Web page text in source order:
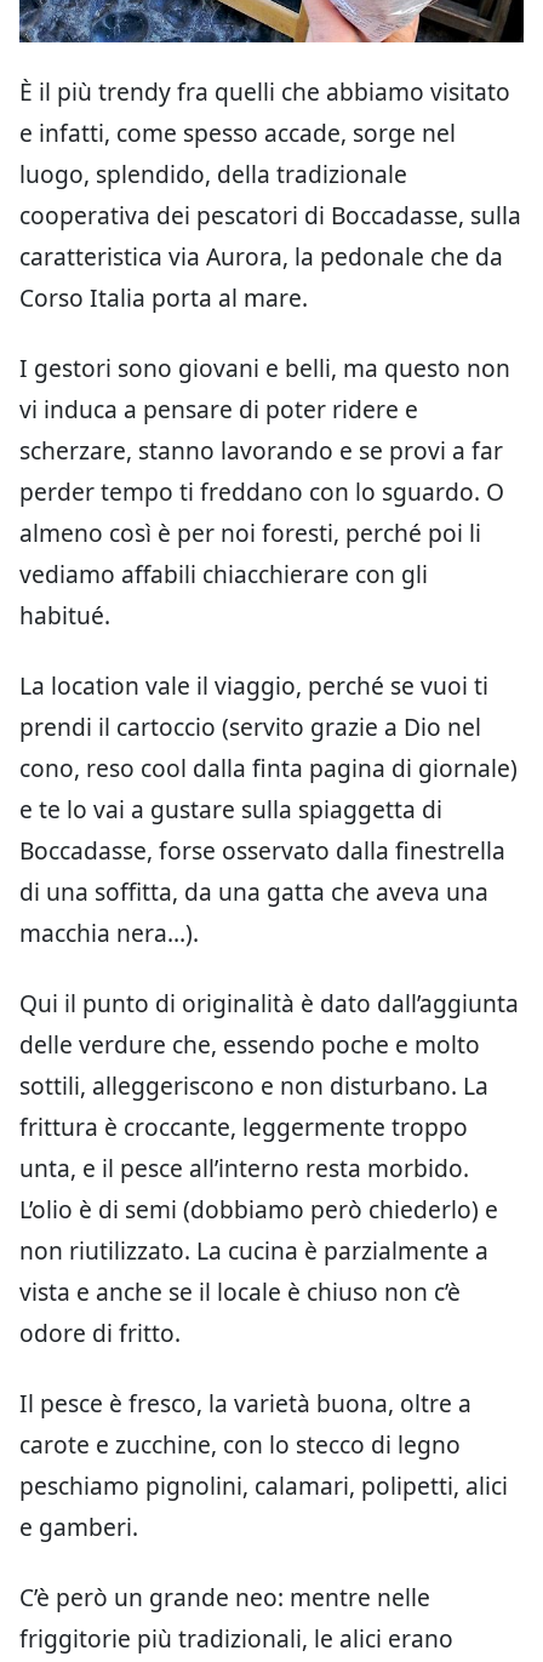
È il più trendy fra quelli che abbiamo visitato
e infatti, come spesso accade, sorge nel
luogo, splendido, della tradizionale
cooperativa dei pescatori di Boccadasse, sulla
caratteristica via Aurora, la pedonale che da
Corso Italia porta al mare.
I gestori sono giovani e belli, ma questo non
vi induca a pensare di poter ridere e
scherzare, stanno lavorando e se provi a far
perder tempo ti freddano con lo sguardo. O
almeno così è per noi foresti, perché poi li
vediamo affabili chiacchierare con gli
habitué.
La location vale il viaggio, perché se vuoi ti
prendi il cartoccio (servito grazie a Dio nel
cono, reso cool dalla finta pagina di giornale)
e te lo vai a gustare sulla spiaggetta di
Boccadasse, forse osservato dalla finestrella
di una soffitta, da una gatta che aveva una
macchia nera…).
Qui il punto di originalità è dato dall’aggiunta
delle verdure che, essendo poche e molto
sottili, alleggeriscono e non disturbano. La
frittura è croccante, leggermente troppo
unta, e il pesce all’interno resta morbido.
L’olio è di semi (dobbiamo però chiederlo) e
non riutilizzato. La cucina è parzialmente a
vista e anche se il locale è chiuso non c’è
odore di fritto.
Il pesce è fresco, la varietà buona, oltre a
carote e zucchine, con lo stecco di legno
peschiamo pignolini, calamari, polipetti, alici
e gamberi.
C’è però un grande neo: mentre nelle
friggitorie più tradizionali, le alici erano